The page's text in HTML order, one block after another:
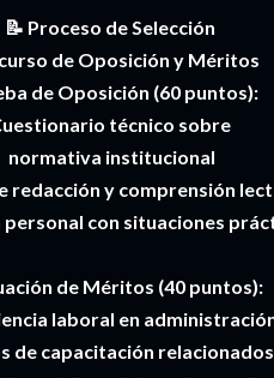
📝 Proceso de Selección
de Oposición y Méritos
de Oposición (60 puntos):
técnico sobre
normativa institucional
redacción y comprensión
con situaciones
de Méritos (40 puntos):
laboral en
de capacitación relacionados